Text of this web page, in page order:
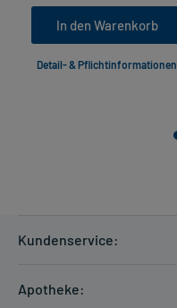
In den Warenkorb
Detail- & Pflichtinformationen
Kundenservice:
Apotheke: